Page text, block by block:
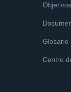
Objetivos
Glosario
Centro